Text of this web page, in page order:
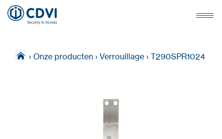
› Onze producten › Verrouillage › T290SPR1024